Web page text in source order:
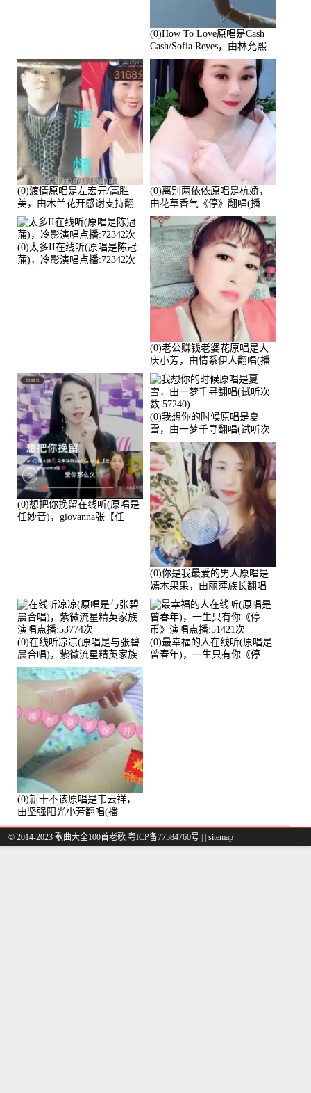
(0)How To Love原唱是Cash
Cash/Sofia Reyes，由林允熙
翻唱(播放:84447)
(0)渡情原唱是左宏元/高胜
美，由木兰花开感谢支持翻
唱(播放:82339)
(0)离别两依依原唱是杭娇，
由花草香气《停》翻唱(播
放:81215)
(0)太多II在线听(原唱是陈冠
蒲)，冷影演唱点播:72342次
(0)老公赚钱老婆花原唱是大
庆小芳，由情系伊人翻唱(播
放:72036)
(0)想把你挽留在线听(原唱是
任妙音)，giovanna张【任
(0)我想你的时候原唱是夏
雪，由一梦千寻翻唱(试听次
数:57240)
(0)你是我最爱的男人原唱是
嫣木果果，由丽萍族长翻唱
(播放:56258)
(0)在线听凉凉(原唱是与张碧
晨合唱)，紫微流星精英家族
演唱点播:53774次
(0)最幸福的人在线听(原唱是
曾春年)，一生只有你《停
(0)新十不该原唱是韦云祥，
由坚强阳光小芳翻唱(播
放:49861)
© 2014-2023 歌曲大全100首老歌 粤ICP备77584760号 sitemap